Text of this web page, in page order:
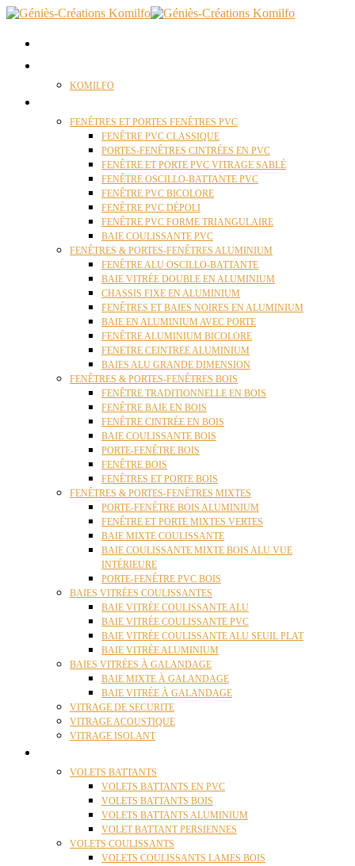
KOMILFO
FENÊTRES ET PORTES FENÊTRES PVC
FENÊTRE PVC CLASSIQUE
PORTES-FENÊTRES CINTRÉES EN PVC
FENÊTRE ET PORTE PVC VITRAGE SABLÉ
FENÊTRE OSCILLO-BATTANTE PVC
FENÊTRE PVC BICOLORE
FENÊTRE PVC DÉPOLI
FENÊTRE PVC FORME TRIANGULAIRE
BAIE COULISSANTE PVC
FENÊTRES & PORTES-FENÊTRES ALUMINIUM
FENÊTRE ALU OSCILLO-BATTANTE
BAIE VITRÉE DOUBLE EN ALUMINIUM
CHASSIS FIXE EN ALUMINIUM
FENÊTRES ET BAIES NOIRES EN ALUMINIUM
BAIE EN ALUMINIUM AVEC PORTE
FENÊTRE ALUMINIUM BICOLORE
FENETRE CEINTREE ALUMINIUM
BAIES ALU GRANDE DIMENSION
FENÊTRES & PORTES-FENÊTRES BOIS
FENÊTRE TRADITIONNELLE EN BOIS
FENÊTRE BAIE EN BOIS
FENÊTRE CINTRÉE EN BOIS
BAIE COULISSANTE BOIS
PORTE-FENÊTRE BOIS
FENÊTRE BOIS
FENÊTRES ET PORTE BOIS
FENÊTRES & PORTES-FENÊTRES MIXTES
PORTE-FENÊTRE BOIS ALUMINIUM
FENÊTRE ET PORTE MIXTES VERTES
BAIE MIXTE COULISSANTE
BAIE COULISSANTE MIXTE BOIS ALU VUE
INTÉRIEURE
PORTE-FENÊTRE PVC BOIS
BAIES VITRÉES COULISSANTES
BAIE VITRÉE COULISSANTE ALU
BAIE VITRÉE COULISSANTE PVC
BAIE VITRÉE COULISSANTE ALU SEUIL PLAT
BAIE VITRÉE ALUMINIUM
BAIES VITRÉES À GALANDAGE
BAIE MIXTE À GALANDAGE
BAIE VITRÉE À GALANDAGE
VITRAGE DE SECURITE
VITRAGE ACOUSTIQUE
VITRAGE ISOLANT
VOLETS BATTANTS
VOLETS BATTANTS EN PVC
VOLETS BATTANTS BOIS
VOLETS BATTANTS ALUMINIUM
VOLET BATTANT PERSIENNES
VOLETS COULISSANTS
VOLETS COULISSANTS LAMES BOIS